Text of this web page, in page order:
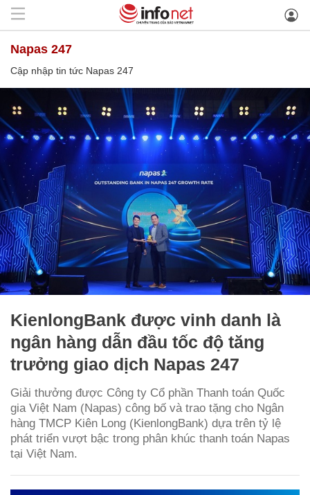
Napas 247
Cập nhập tin tức Napas 247
KienlongBank được vinh danh là
ngân hàng dẫn đầu tốc độ tăng
trưởng giao dịch Napas 247
Giải thưởng được Công ty Cổ phần Thanh toán Quốc
gia Việt Nam (Napas) công bố và trao tặng cho Ngân
hàng TMCP Kiên Long (KienlongBank) dựa trên tỷ lệ
phát triển vượt bậc trong phân khúc thanh toán Napas
tại Việt Nam.